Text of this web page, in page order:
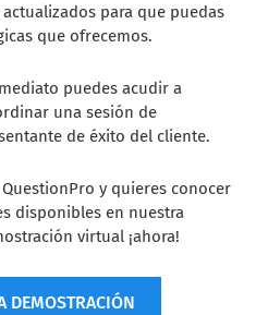
para que puedas
que ofrecemos.
puedes acudir a
una sesión de
de éxito del cliente.
y quieres conocer
disponibles en nuestra
virtual ¡ahora!
DEMOSTRACIÓN